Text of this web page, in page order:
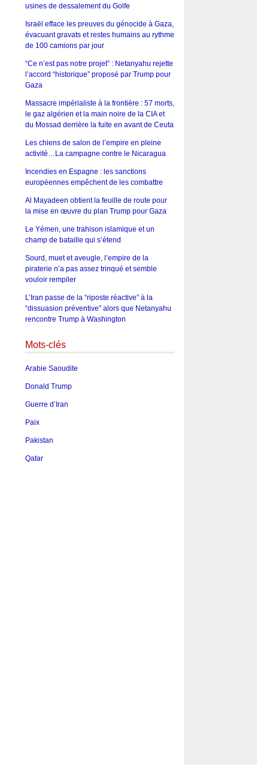
usines de dessalement du Golfe
Israël efface les preuves du génocide à Gaza,
évacuant gravats et restes humains au rythme
de 100 camions par jour
“Ce n’est pas notre projet” : Netanyahu rejette
l’accord “historique” proposé par Trump pour
Gaza
Massacre impérialiste à la frontière : 57 morts,
le gaz algérien et la main noire de la CIA et
du Mossad derrière la fuite en avant de Ceuta
Les chiens de salon de l’empire en pleine
activité…La campagne contre le Nicaragua
Incendies en Espagne : les sanctions
européennes empêchent de les combattre
Al Mayadeen obtient la feuille de route pour
la mise en œuvre du plan Trump pour Gaza
Le Yémen, une trahison islamique et un
champ de bataille qui s’étend
Sourd, muet et aveugle, l’empire de la
piraterie n’a pas assez trinqué et semble
vouloir rempiler
L’Iran passe de la “riposte réactive” à la
“dissuasion préventive” alors que Netanyahu
rencontre Trump à Washington
Mots-clés
Arabie Saoudite
Donald Trump
Guerre d’Iran
Paix
Pakistan
Qatar